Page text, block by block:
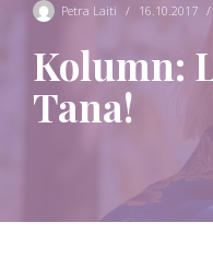
Petra Laiti 16.10.2017
Kolumn:
Tana!